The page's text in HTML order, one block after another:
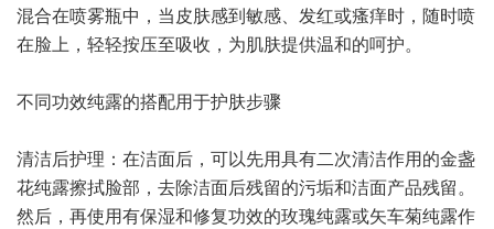
混合在喷雾瓶中，当皮肤感到敏感、发红或瘙痒时，随时喷
在脸上，轻轻按压至吸收，为肌肤提供温和的呵护。
不同功效纯露的搭配用于护肤步骤
清洁后护理：在洁面后，可以先用具有二次清洁作用的金盏
花纯露擦拭脸部，去除洁面后残留的污垢和洁面产品残留。
然后，再使用有保湿和修复功效的玫瑰纯露或矢车菊纯露作